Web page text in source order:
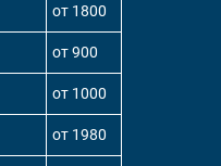
от 1800
от 900
от 1000
от 1980